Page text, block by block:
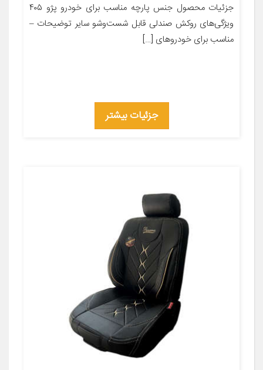
جزئیات محصول جنس پارچه مناسب برای خودرو پژو ۴۰۵
ویژگی‌های روکش صندلی قابل شست‌وشو سایر توضیحات –
مناسب برای خودروهای […]
جزئیات بیشتر